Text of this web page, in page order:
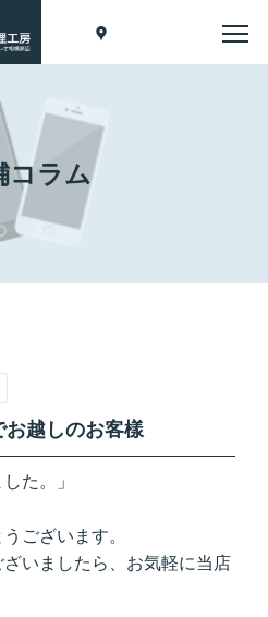
コラム
越しのお客樣
た。」
ございます。
いましたら、お気軽に当店